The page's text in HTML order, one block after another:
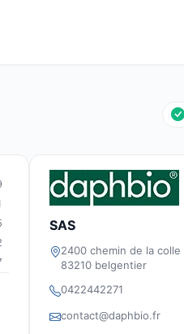
SAS
2400 chemin de la colle
83210 belgentier
0422442271
contact@daphbio.fr